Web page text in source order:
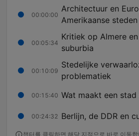
00:00:00
Architectuur en
Amerikaanse steden
00:05:34
Kritiek op Almere
suburbia
00:10:09
Stedelijke
problematiek
00:15:40 Wat maakt een stad
00:24:32 Berlijn, de DDR en
챕터를 클릭하면 해당 지점으로 바로 이동합